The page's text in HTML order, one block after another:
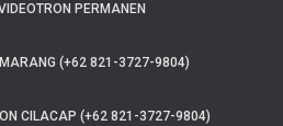
PERMANEN
(+62 821-3727-9804)
CILACAP (+62 821-3727-9804)